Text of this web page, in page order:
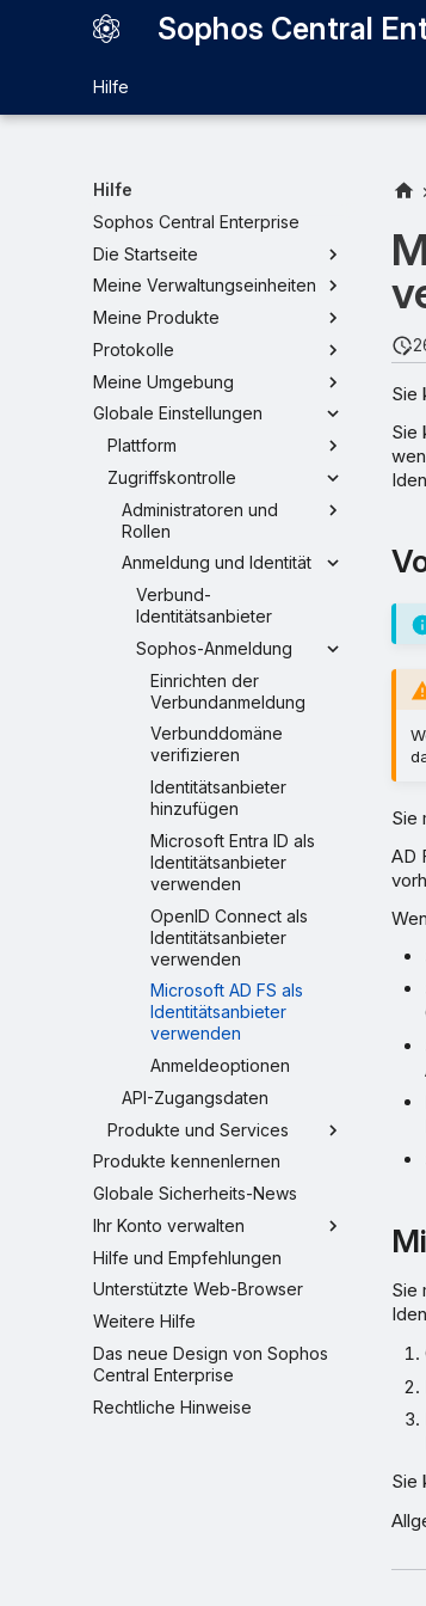
Sophos Central
Hilfe
Hilfe
Sophos Central Enterprise
Die Startseite
Meine Verwaltungseinheiten
Meine Produkte
Protokolle
Meine Umgebung
Globale Einstellungen
Plattform
Zugriffskontrolle
Administratoren und
Rollen
Anmeldung und Identität
Verbund-
Identitätsanbieter
Sophos-Anmeldung
Einrichten der
Verbundanmeldung
Verbunddomäne
verifizieren
Identitätsanbieter
hinzufügen
Microsoft Entra ID als
Identitätsanbieter
verwenden
OpenID Connect als
Identitätsanbieter
verwenden
Microsoft AD FS als
Identitätsanbieter
verwenden
Anmeldeoptionen
API-Zugangsdaten
Produkte und Services
Produkte kennenlernen
Globale Sicherheits-News
Ihr Konto verwalten
Hilfe und Empfehlungen
Unterstützte Web-Browser
Weitere Hilfe
Das neue Design von Sophos
Central Enterprise
Rechtliche Hinweise
Sie
Sie
Sie
AD
Sie
Sie